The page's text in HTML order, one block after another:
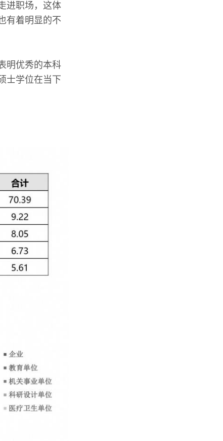
进职场，这体
有着明显的不
明优秀的本科
士学位在当下